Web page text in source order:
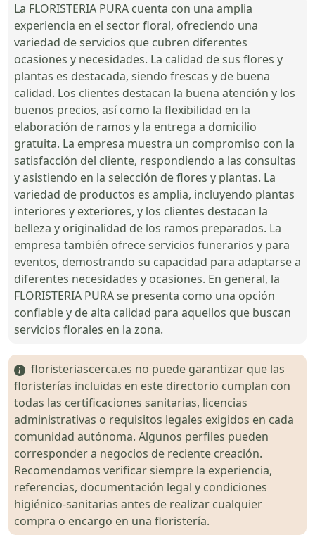
La FLORISTERIA PURA cuenta con una amplia
experiencia en el sector floral, ofreciendo una
variedad de servicios que cubren diferentes
ocasiones y necesidades. La calidad de sus flores y
plantas es destacada, siendo frescas y de buena
calidad. Los clientes destacan la buena atención y los
buenos precios, así como la flexibilidad en la
elaboración de ramos y la entrega a domicilio
gratuita. La empresa muestra un compromiso con la
satisfacción del cliente, respondiendo a las consultas
y asistiendo en la selección de flores y plantas. La
variedad de productos es amplia, incluyendo plantas
interiores y exteriores, y los clientes destacan la
belleza y originalidad de los ramos preparados. La
empresa también ofrece servicios funerarios y para
eventos, demostrando su capacidad para adaptarse a
diferentes necesidades y ocasiones. En general, la
FLORISTERIA PURA se presenta como una opción
confiable y de alta calidad para aquellos que buscan
servicios florales en la zona.
floristeriascerca.es no puede garantizar que las
floristerías incluidas en este directorio cumplan con
todas las certificaciones sanitarias, licencias
administrativas o requisitos legales exigidos en cada
comunidad autónoma. Algunos perfiles pueden
corresponder a negocios de reciente creación.
Recomendamos verificar siempre la experiencia,
referencias, documentación legal y condiciones
higiénico-sanitarias antes de realizar cualquier
compra o encargo en una floristería.